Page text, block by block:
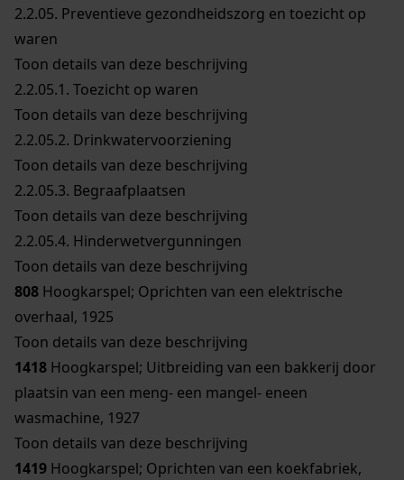
2.2.05. Preventieve gezondheidszorg en toezicht op
waren
Toon details van deze beschrijving
2.2.05.1. Toezicht op waren
Toon details van deze beschrijving
2.2.05.2. Drinkwatervoorziening
Toon details van deze beschrijving
2.2.05.3. Begraafplaatsen
Toon details van deze beschrijving
2.2.05.4. Hinderwetvergunningen
Toon details van deze beschrijving
808 Hoogkarspel; Oprichten van een elektrische
overhaal, 1925
Toon details van deze beschrijving
1418 Hoogkarspel; Uitbreiding van een bakkerij door
plaatsin van een meng- een mangel- eneen
wasmachine, 1927
Toon details van deze beschrijving
1419 Hoogkarspel; Oprichten van een koekfabriek,